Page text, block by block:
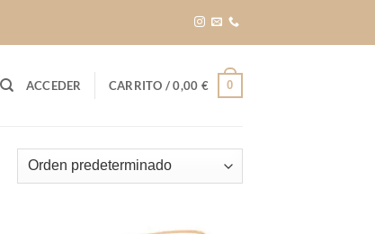
ACCEDER CARRITO /0,00 € 0